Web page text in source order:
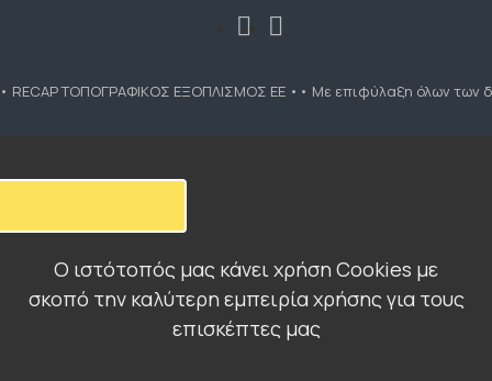
ΤΟΠΟΓΡΑΦΙΚΟΣ ΕΞΟΠΛΙΣΜΟΣ ΕΕ •• Με επιφύλαξη όλων των
Ο ιστότοπός μας κάνει χρήση Cookies με
σκοπό την καλύτερη εμπειρία χρήσης για τους
επισκέπτες μας